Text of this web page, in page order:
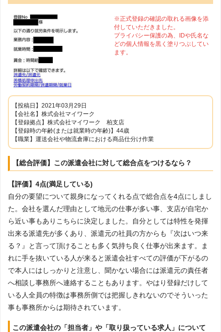
※正式登録の確認の取れる画像を添
付していただきました。
プライバシー保護の為、IDや氏名な
どの個人情報を黒く塗りつぶしてい
ます。
【投稿日】2021年03月29日
【会社名】株式会社マイワーク
【登録拠点】株式会社マイワーク 柏支店
【登録時の年齢(または就業時の年齢)】44歳
【職業】運送会社や物流倉庫における商品仕分け作業
【総合評価】この派遣会社に対して総合点をつけるなら？
【評価】4点(満足している)
自分の要望について親身になってくれる点で総合点を4点にしまし
た。会社を選んだ理由として地元の仕事が多い事、支店が自宅か
ら近い事もありこちらに決定しました。自分としては特性を発揮
出来る派遣先が多くあり、派遣元の社員の方からも『次はいつ来
る？』と言って頂けることも多く気持ち良く仕事が出来ます。ま
れに手を抜いている人が来ると派遣会社すべての評価が下がるの
で本人にはしっかりと注意し、聞かない場合には派遣元の責任者
へ相談し事務所へ連絡することもあります。やはり登録だけして
いる人全員の特徴は事務所側では把握しきれないのでそういった
事も事務所からは期待されています。
この派遣会社の「担当者」や「取り扱っている求人」について